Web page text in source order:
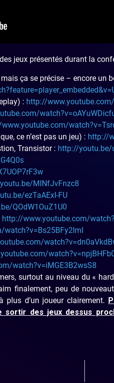
jeux présentés durant la
ça se précise – encore un
: http://
ce n’est pas un jeu) : http://
Transistor : http://youtu.be/
MlNfJvFnzc8
ezTaAExI-FU
QOdW1OuZ1U0
http://www.youtube.com/
watch?v=iMGE3B2wsS8
surtout au niveau du «
finalement, peu de
d’un joueur clairement.
des jeux dessus